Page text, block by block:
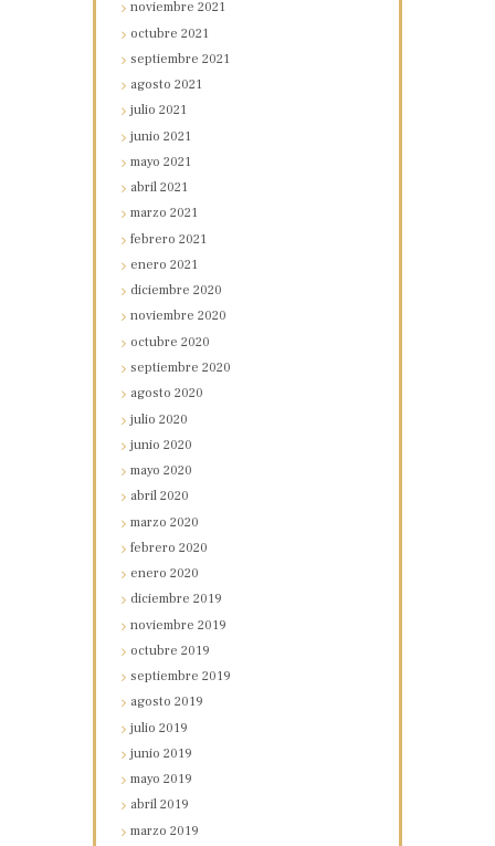
noviembre2021
octubre2021
septiembre2021
agosto2021
julio2021
junio2021
mayo2021
abril2021
marzo2021
febrero2021
enero2021
diciembre2020
noviembre2020
octubre2020
septiembre2020
agosto2020
julio2020
junio2020
mayo2020
abril2020
marzo2020
febrero2020
enero2020
diciembre2019
noviembre2019
octubre2019
septiembre2019
agosto2019
julio2019
junio2019
mayo2019
abril2019
marzo2019